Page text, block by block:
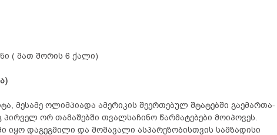
( მათ შორის 6 ქალი)
მესამე ოლიმპიადა ამერიკის შეერთებულ შტატებში გაემართა-
ორ თამაშებში თვალსაჩინო წარმატებები მოიპოვეს.
იყო დაგეგმილი და მომავალი ასპარეზობისთვის სამზადისი